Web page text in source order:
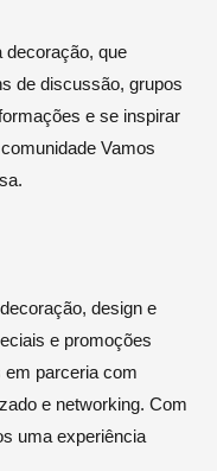
decoração, que
de discussão, grupos
e se inspirar
Vamos
design e
e promoções
parceria com
e networking. Com
uma experiência